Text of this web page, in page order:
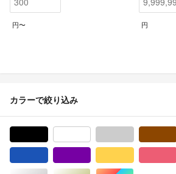
円〜 円
カラーで絞り込み